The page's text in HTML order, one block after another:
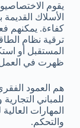
يقوم
الأسلاك
كفاءة. يمكنهم
ترقية نظام
المستقبل أو
ظهرت في العمل
هم العمود
للمباني
المهارات
والتحكم.